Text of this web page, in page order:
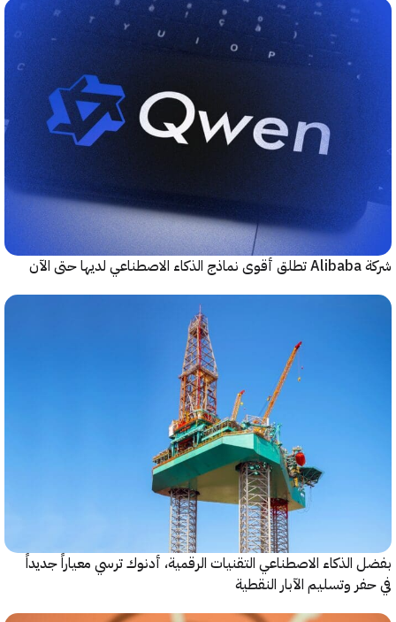
الاصطناعي التقنيات الرقمية، أدنوك ترسي معياراً جديداً
وتسليم الآبار النقطية